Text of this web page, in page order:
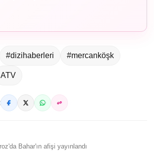
#dizihaberleri #mercanköşk
ATV
Bahar'ın afişi yayınlandı